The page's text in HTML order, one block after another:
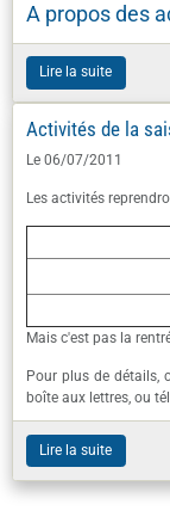
A propos des
Lire la suite
Activités de la
Le 06/07/2011
Les activités
Mais c'est pas la
Pour plus de détails,
boîte aux lettres, ou
Lire la suite